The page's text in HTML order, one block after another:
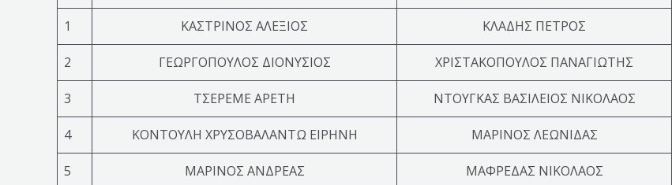
1 ΚΑΣΤΡΙΝΟΣ ΑΛΕΞΙΟΣ ΚΛΑΔΗΣ ΠΕΤΡΟΣ
2 ΓΕΩΡΓΟΠΟΥΛΟΣ ΔΙΟΝΥΣΙΟΣ ΧΡΙΣΤΑΚΟΠΟΥΛΟΣ ΠΑΝΑΓΙΩΤΗΣ
3 ΤΣΕΡΕΜΕ ΑΡΕΤΗ ΝΤΟΥΓΚΑΣ ΒΑΣΙΛΕΙΟΣ ΝΙΚΟΛΑΟΣ
4 ΚΟΝΤΟΥΛΗ ΧΡΥΣΟΒΑΛΑΝΤΩ ΕΙΡΗΝΗ ΜΑΡΙΝΟΣ ΛΕΩΝΙΔΑΣ
5 ΜΑΡΙΝΟΣ ΑΝΔΡΕΑΣ ΜΑΦΡΕΔΑΣ ΝΙΚΟΛΑΟΣ